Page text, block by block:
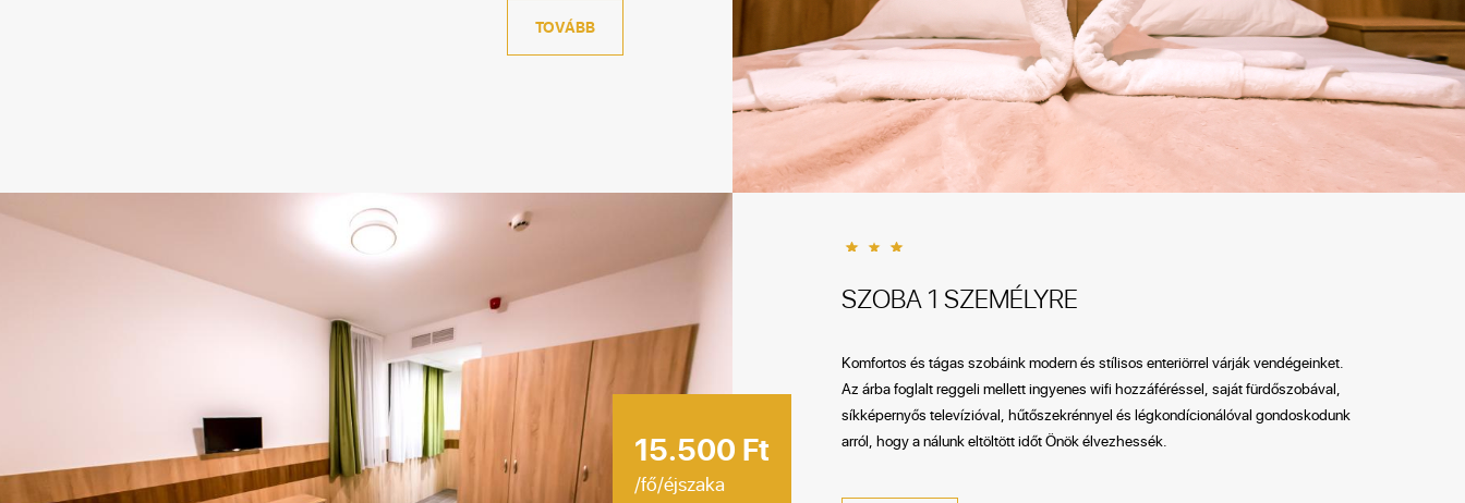
TOVÁBB
15.500 Ft
/fő/éjszaka
SZOBA 1 SZEMÉLYRE
Komfortos és tágas szobáink modern és stílisos enteriörrel várják vendégeinket.
Az árba foglalt reggeli mellett ingyenes wifi hozzáféréssel, saját fürdőszobával,
síkképernyős televízióval, hűtőszekrénnyel és légkondícionálóval gondoskodunk
arról, hogy a nálunk eltöltött időt Önök élvezhessék.